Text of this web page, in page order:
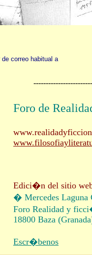
correo habitual a
Foro de
Edici�n del sitio
� Mercedes
Foro Realidad y
18800 Baza
Escr�benos